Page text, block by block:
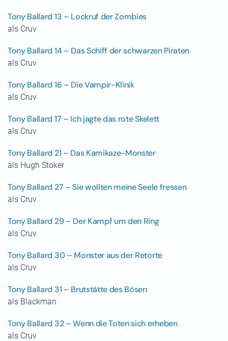
Tony Ballard 13 – Lockruf der Zombies
als Cruv
Tony Ballard 14 – Das Schiff der schwarzen Piraten
als Cruv
Tony Ballard 16 – Die Vampir-Klinik
als Cruv
Tony Ballard 17 – Ich jagte das rote Skelett
als Cruv
Tony Ballard 21 – Das Kamikaze-Monster
als Hugh Stoker
Tony Ballard 27 – Sie wollten meine Seele fressen
als Cruv
Tony Ballard 29 – Der Kampf um den Ring
als Cruv
Tony Ballard 30 – Monster aus der Retorte
als Cruv
Tony Ballard 31 – Brutstätte des Bösen
als Blackman
Tony Ballard 32 – Wenn die Toten sich erheben
als Cruv